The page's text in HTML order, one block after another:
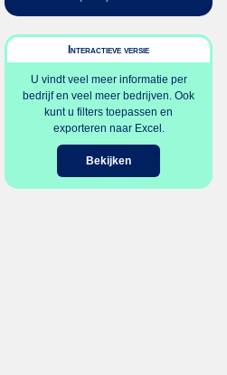
Interactieve versie
U vindt veel meer informatie per
bedrijf en veel meer bedrijven. Ook
kunt u filters toepassen en
exporteren naar Excel.
Bekijken